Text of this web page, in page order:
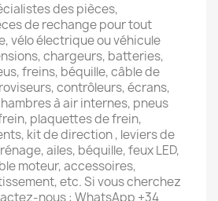
des pièces,
de rechange pour tout
vélo électrique ou véhicule
chargeurs, batteries,
freins, béquille, câble de
contrôleurs, écrans,
à air internes, pneus
plaquettes de frein,
kit de direction , leviers de
ailes, béquille, feux LED,
moteur, accessoires,
etc. Si vous cherchez
nous : WhatsApp +34